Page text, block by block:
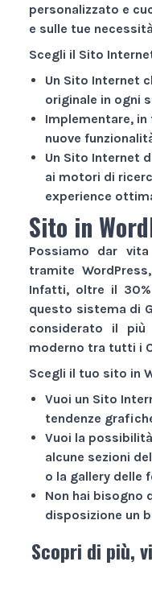
personalizzato e
e sulle tue
Scegli il Sito
Un Sito Internet
originale in ogni
Implementare,
nuove
Un Sito Internet
ai motori di
experience
Sito in
Possiamo dar
tramite
Infatti, oltre il
questo sistema di
considerato il più
moderno tra tutti i
Scegli il tuo sito in
Vuoi un Sito
tendenze
Vuoi la
alcune sezioni
o la gallery delle
Non hai bisogno
disposizione un
Scopri di più,